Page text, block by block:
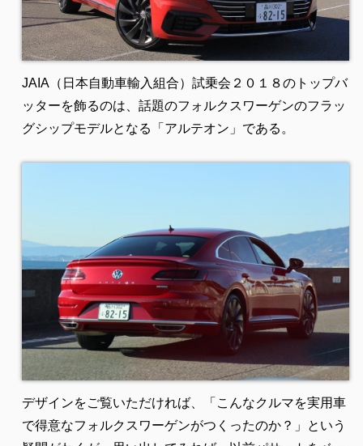
JAIA（日本自動車輸入組合）試乗会２０１８のトップバ
ッターを飾るのは、話題のフォルクスワーゲンのフラッ
グシップモデルとなる「アルテオン」である。
デザインをご覧いただければ、「こんなクルマを実用車
で得意なフォルクスワーゲンがつくったのか？」という